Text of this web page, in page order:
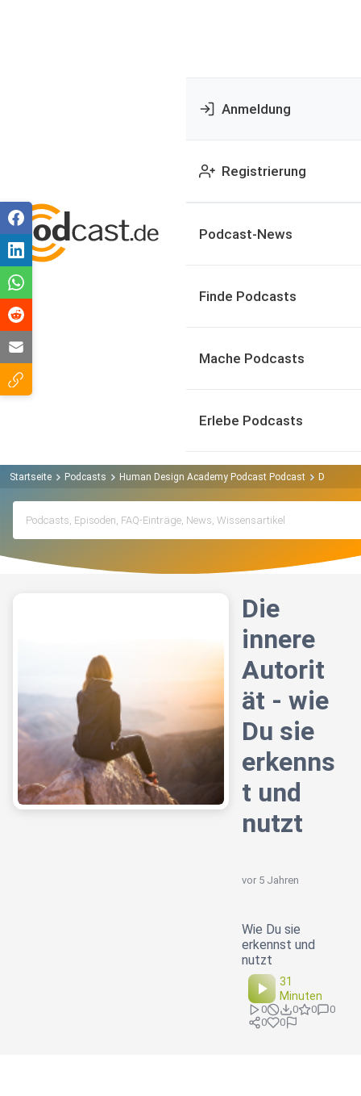
Anmeldung
Registrierung
Podcast-News
Finde Podcasts
Mache Podcasts
Erlebe Podcasts
Startseite Podcasts Human Design Academy Podcast Podcast Die
Die
innere
Autorit
ät - wie
Du sie
erkenns
t und
nutzt
vor 5 Jahren
Wie Du sie
erkennst und
nutzt
31
Minuten
0 0 0
0
0
0